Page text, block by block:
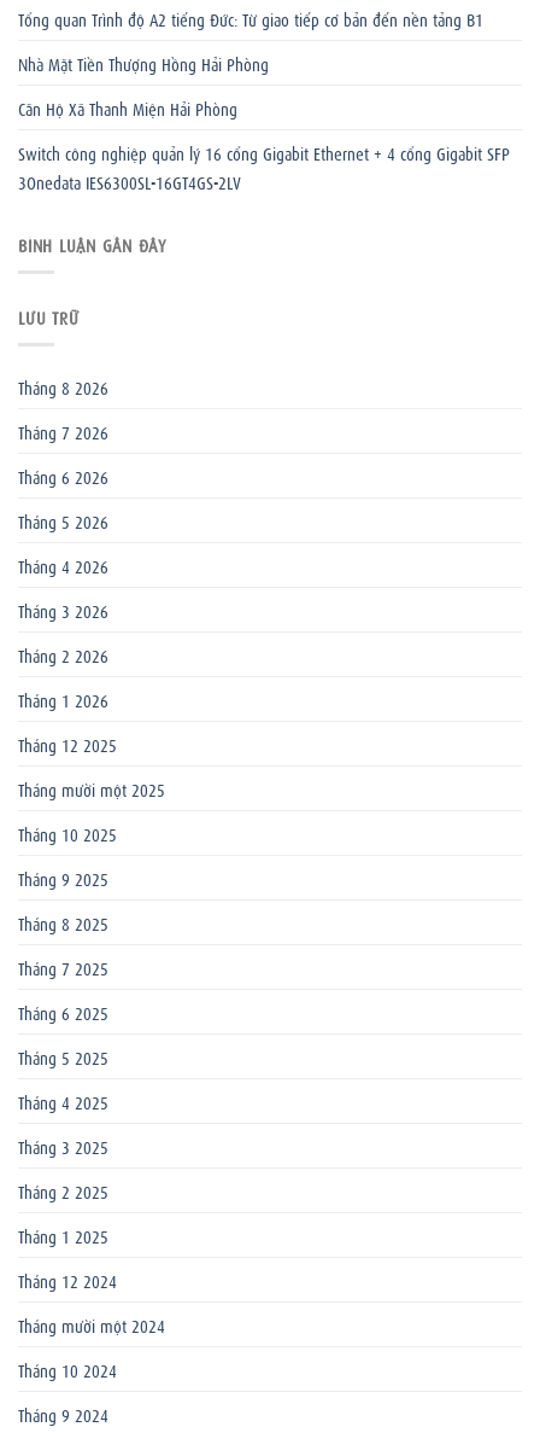
Tổng quan Trình độ A2 tiếng Đức: Từ giao tiếp cơ bản đến nền tảng B1
Nhà Mặt Tiền Thượng Hồng Hải Phòng
Căn Hộ Xã Thanh Miện Hải Phòng
Switch công nghiệp quản lý 16 cổng Gigabit Ethernet + 4 cổng Gigabit SFP
3Onedata IES6300SL-16GT4GS-2LV
BÌNH LUẬN GẦN ĐÂY
LƯU TRỮ
Tháng 8 2026
Tháng 7 2026
Tháng 6 2026
Tháng 5 2026
Tháng 4 2026
Tháng 3 2026
Tháng 2 2026
Tháng 1 2026
Tháng 12 2025
Tháng mười một 2025
Tháng 10 2025
Tháng 9 2025
Tháng 8 2025
Tháng 7 2025
Tháng 6 2025
Tháng 5 2025
Tháng 4 2025
Tháng 3 2025
Tháng 2 2025
Tháng 1 2025
Tháng 12 2024
Tháng mười một 2024
Tháng 10 2024
Tháng 9 2024